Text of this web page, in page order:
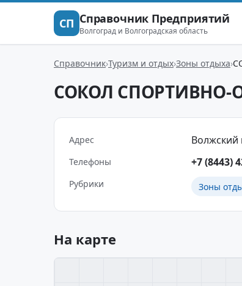
СП Справочник Предприятий
Волгоград и Волгоградская область
Справочник Туризм и отдых Зоны отдыха
СОКОЛ СПОРТИВНО-
Адрес Волжский
Телефоны +7 (8443)
Рубрики Зоны
На карте